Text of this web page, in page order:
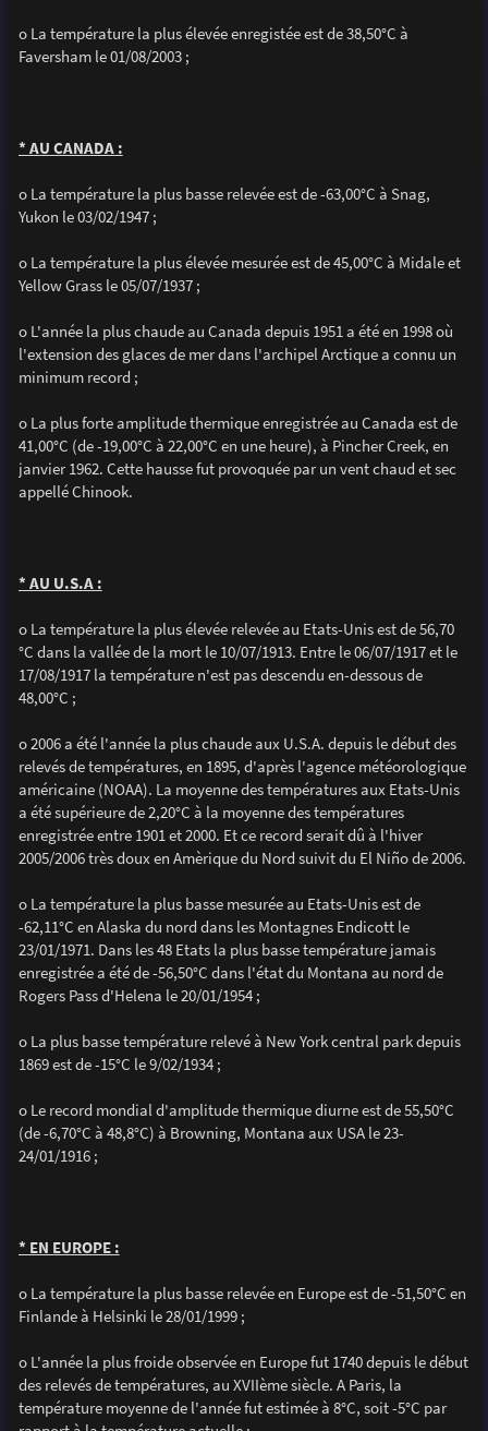
o La température la plus élevée enregistée est de 38,50°C à
Faversham le 01/08/2003 ;
* AU CANADA :
o La température la plus basse relevée est de -63,00°C à Snag,
Yukon le 03/02/1947 ;
o La température la plus élevée mesurée est de 45,00°C à Midale et
Yellow Grass le 05/07/1937 ;
o L'année la plus chaude au Canada depuis 1951 a été en 1998 où
l'extension des glaces de mer dans l'archipel Arctique a connu un
minimum record ;
o La plus forte amplitude thermique enregistrée au Canada est de
41,00°C (de -19,00°C à 22,00°C en une heure), à Pincher Creek, en
janvier 1962. Cette hausse fut provoquée par un vent chaud et sec
appellé Chinook.
* AU U.S.A :
o La température la plus élevée relevée au Etats-Unis est de 56,70
°C dans la vallée de la mort le 10/07/1913. Entre le 06/07/1917 et le
17/08/1917 la température n'est pas descendu en-dessous de
48,00°C ;
o 2006 a été l'année la plus chaude aux U.S.A. depuis le début des
relevés de températures, en 1895, d'après l'agence météorologique
américaine (NOAA). La moyenne des températures aux Etats-Unis
a été supérieure de 2,20°C à la moyenne des températures
enregistrée entre 1901 et 2000. Et ce record serait dû à l'hiver
2005/2006 très doux en Amèrique du Nord suivit du El Niño de 2006.
o La température la plus basse mesurée au Etats-Unis est de
-62,11°C en Alaska du nord dans les Montagnes Endicott le
23/01/1971. Dans les 48 Etats la plus basse température jamais
enregistrée a été de -56,50°C dans l'état du Montana au nord de
Rogers Pass d'Helena le 20/01/1954 ;
o La plus basse température relevé à New York central park depuis
1869 est de -15°C le 9/02/1934 ;
o Le record mondial d'amplitude thermique diurne est de 55,50°C
(de -6,70°C à 48,8°C) à Browning, Montana aux USA le 23-
24/01/1916 ;
* EN EUROPE :
o La température la plus basse relevée en Europe est de -51,50°C en
Finlande à Helsinki le 28/01/1999 ;
o L'année la plus froide observée en Europe fut 1740 depuis le début
des relevés de températures, au XVIIème siècle. A Paris, la
température moyenne de l'année fut estimée à 8°C, soit -5°C par